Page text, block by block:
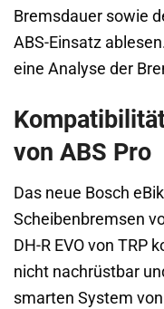
Bremsdauer sowie
ABS-Einsatz
eine Analyse der
von ABS Pro
Das neue Bosch
Scheibenbremsen
DH-R EVO von TRP
nicht nachrüstbar
smarten System